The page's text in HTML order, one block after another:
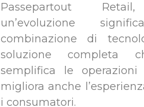
Passepartout
un’evoluzione
combinazione di
soluzione completa
semplifica le
migliora anche
i consumatori.